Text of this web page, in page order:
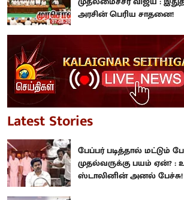
அரசின் பெரிய சாதனை!
Latest Stories
பேப்பர் படித்தால் மட்டும்
முதல்வருக்கு பயம் ஏன்? :
ஸ்டாலினின் அனல் பேச்சு!